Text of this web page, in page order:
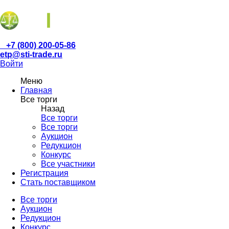
+7 (800) 200-05-86
etp@sti-trade.ru
Войти
Меню
Главная
Все торги
Назад
Все торги
Все торги
Аукцион
Редукцион
Конкурс
Все участники
Регистрация
Стать поставщиком
Все торги
Аукцион
Редукцион
Конкурс